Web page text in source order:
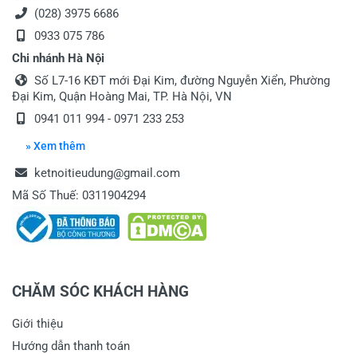
(028) 3975 6686
0933 075 786
Chi nhánh Hà Nội
Số L7-16 KĐT mới Đại Kim, đường Nguyễn Xiển, Phường
Đại Kim, Quận Hoàng Mai, TP. Hà Nội, VN
0941 011 994 - 0971 233 253
» Xem thêm
ketnoitieudung@gmail.com
Mã Số Thuế: 0311904294
CHĂM SÓC KHÁCH HÀNG
Giới thiệu
Hướng dẫn thanh toán